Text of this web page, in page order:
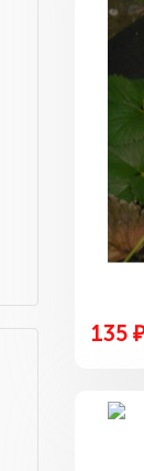
135